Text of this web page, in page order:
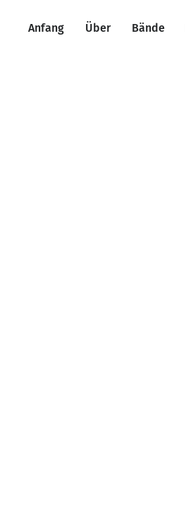
Anfang Über Bände